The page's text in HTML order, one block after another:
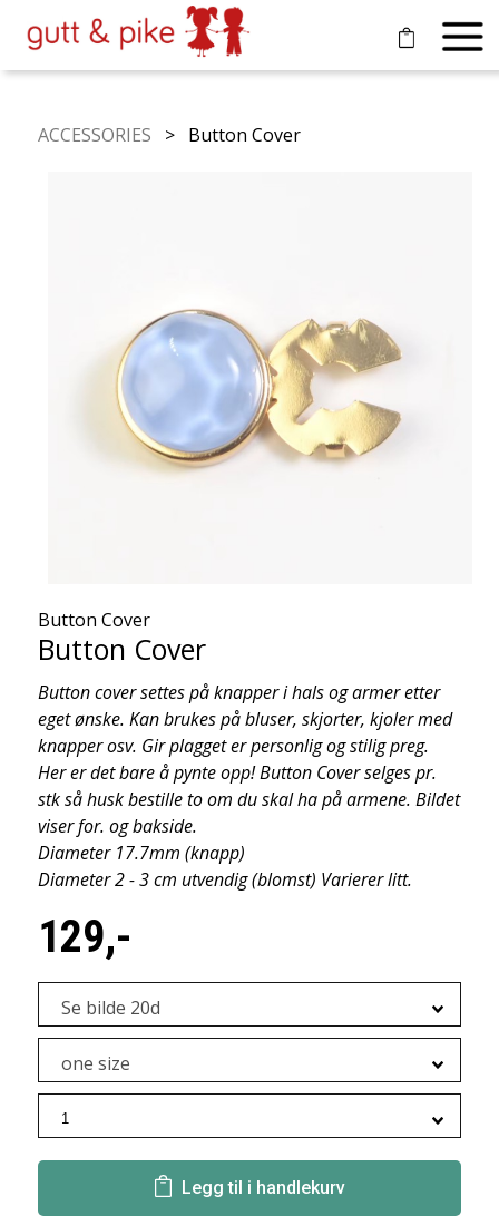
ACCESSORIES > Button Cover
Button Cover
Button Cover
Button cover settes på knapper i hals og armer etter
eget ønske. Kan brukes på bluser, skjorter, kjoler med
knapper osv. Gir plagget er personlig og stilig preg.
Her er det bare å pynte opp! Button Cover selges pr.
stk så husk bestille to om du skal ha på armene. Bildet
viser for. og bakside.
Diameter 17.7mm (knapp)
Diameter 2 - 3 cm utvendig (blomst) Varierer litt.
129,-
Se bilde 20d
one size
Legg til i handlekurv